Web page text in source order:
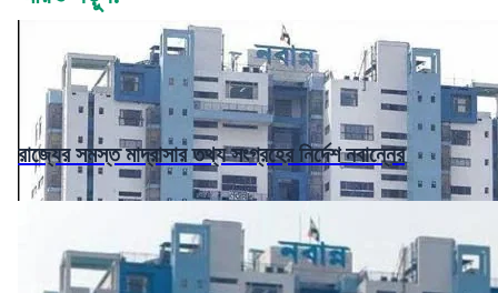
রাজ্যের সমস্ত মাদ্রাসার তথ্য সংগ্রহের নির্দেশ নবান্নের